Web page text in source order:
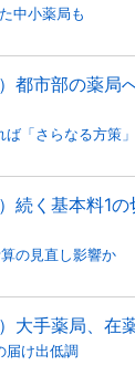
中小薬局も
都市部の薬局
「さらなる方策」
続く基本料1
の見直し影響か
大手薬局、在
届け出低調